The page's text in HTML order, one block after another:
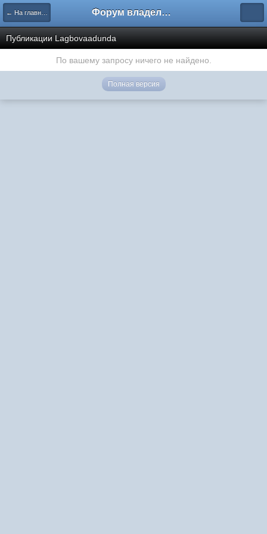
← На главную Форум владельцев интернет-магазинов
Публикации Lagbovaadunda
По вашему запросу ничего не найдено.
Полная версия